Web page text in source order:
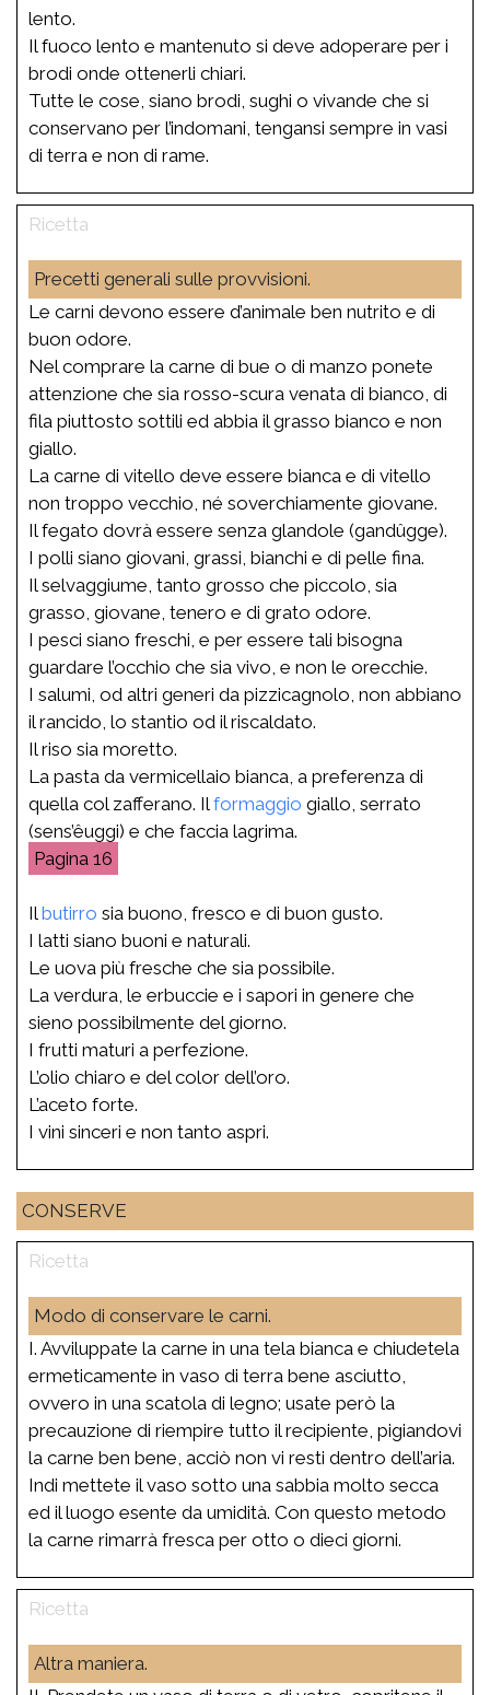
lento.
Il fuoco lento e mantenuto si deve adoperare per i
brodi onde ottenerli chiari.
Tutte le cose, siano brodi, sughi o vivande che si
conservano per l’indomani, tengansi sempre in vasi
di terra e non di rame.
Precetti generali sulle provvisioni.
Le carni devono essere d’animale ben nutrito e di
buon odore.
Nel comprare la carne di bue o di manzo ponete
attenzione che sia rosso-scura venata di bianco, di
fila piuttosto sottili ed abbia il grasso bianco e non
giallo.
La carne di vitello deve essere bianca e di vitello
non troppo vecchio, né soverchiamente giovane.
Il fegato dovrà essere senza glandole (gandûgge).
I polli siano giovani, grassi, bianchi e di pelle fina.
Il selvaggiume, tanto grosso che piccolo, sia
grasso, giovane, tenero e di grato odore.
I pesci siano freschi, e per essere tali bisogna
guardare l’occhio che sia vivo, e non le orecchie.
I salumi, od altri generi da pizzicagnolo, non abbiano
il rancido, lo stantio od il riscaldato.
Il riso sia moretto.
La pasta da vermicellaio bianca, a preferenza di
quella col zafferano. Ilformaggio giallo, serrato
(sens’êuggi) e che faccia lagrima.
16
Ilbutirro sia buono, fresco e di buon gusto.
I latti siano buoni e naturali.
Le uova più fresche che sia possibile.
La verdura, le erbuccie e i sapori in genere che
sieno possibilmente del giorno.
I frutti maturi a perfezione.
L’olio chiaro e del color dell’oro.
L’aceto forte.
I vini sinceri e non tanto aspri.
CONSERVE
Modo di conservare le carni.
I. Avviluppate la carne in una tela bianca e chiudetela
ermeticamente in vaso di terra bene asciutto,
ovvero in una scatola di legno; usate però la
precauzione di riempire tutto il recipiente, pigiandovi
la carne ben bene, acciò non vi resti dentro dell’aria.
Indi mettete il vaso sotto una sabbia molto secca
ed il luogo esente da umidità. Con questo metodo
la carne rimarrà fresca per otto o dieci giorni.
Altra maniera.